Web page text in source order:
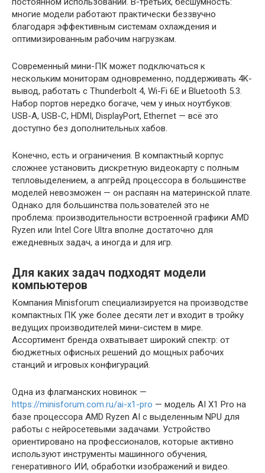
многие модели работают практически беззвучно
благодаря эффективным системам охлаждения и
оптимизированным рабочим нагрузкам.
Современный мини-ПК может подключаться к
нескольким мониторам одновременно, поддерживать 4K-
вывод, работать с Thunderbolt 4, Wi-Fi 6E и Bluetooth 5.3.
Набор портов нередко богаче, чем у иных ноутбуков:
USB-A, USB-C, HDMI, DisplayPort, Ethernet — всё это
доступно без дополнительных хабов.
Конечно, есть и ограничения. В компактный корпус
сложнее установить дискретную видеокарту с полным
тепловыделением, а апгрейд процессора в большинстве
моделей невозможен — он распаян на материнской плате.
Однако для большинства пользователей это не
проблема: производительности встроенной графики AMD
Ryzen или Intel Core Ultra вполне достаточно для
ежедневных задач, а иногда и для игр.
Для каких задач подходят модели
компьютеров
Компания Minisforum специализируется на производстве
компактных ПК уже более десяти лет и входит в тройку
ведущих производителей мини-систем в мире.
Ассортимент бренда охватывает широкий спектр: от
бюджетных офисных решений до мощных рабочих
станций и игровых конфигураций.
Одна из флагманских новинок —
https://minisforum.com.ru/ai-x1-pro — модель AI X1 Pro на
базе процессора AMD Ryzen AI с выделенным NPU для
работы с нейросетевыми задачами. Устройство
ориентировано на профессионалов, которые активно
используют инструменты машинного обучения,
генеративного ИИ, обработки изображений и видео.